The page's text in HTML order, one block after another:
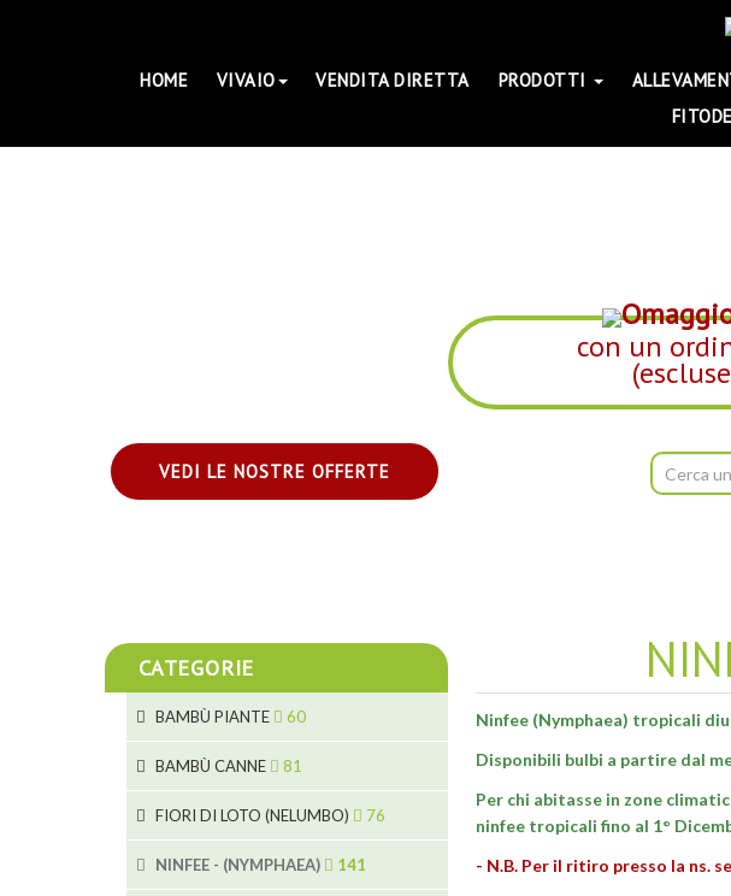
HOME VIVAIO VENDITA DIRETTA PRODOTTI
con un
VEDI LE NOSTRE OFFERTE
Ninfee (Nymphaea) tropicali
Disponibili bulbi a partire dal
Per chi abitasse in zone
ninfee tropicali fino al 1°
- N.B. Per il ritiro presso la ns.
CATEGORIE
BAMBÙ PIANTE 60
5
11
6
BAMBÙ CANNE 81
5
FIORI DI LOTO (NELUMBO) 76
NINFEE - (NYMPHAEA) 141